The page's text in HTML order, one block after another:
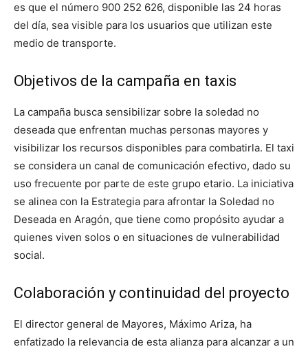
es que el número 900 252 626, disponible las 24 horas
del día, sea visible para los usuarios que utilizan este
medio de transporte.
Objetivos de la campaña en taxis
La campaña busca sensibilizar sobre la soledad no
deseada que enfrentan muchas personas mayores y
visibilizar los recursos disponibles para combatirla. El taxi
se considera un canal de comunicación efectivo, dado su
uso frecuente por parte de este grupo etario. La iniciativa
se alinea con la Estrategia para afrontar la Soledad no
Deseada en Aragón, que tiene como propósito ayudar a
quienes viven solos o en situaciones de vulnerabilidad
social.
Colaboración y continuidad del proyecto
El director general de Mayores, Máximo Ariza, ha
enfatizado la relevancia de esta alianza para alcanzar a un